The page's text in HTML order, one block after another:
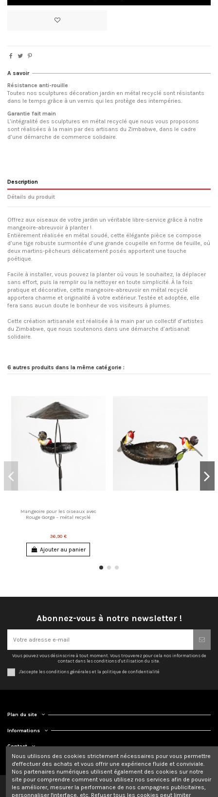
A savoir
Résistance anti-rouille
Toutes nos sculptures décoration jardin en métal recyclé sont résistants
dans le temps grâce à un vernis qui les protège des intempéries.
Garantie fait main
L’intégralité des sculptures en métal recyclé que nous vous proposons
sont réalisées à la main par des artisans du Zimbabwe, dans le cadre
d’une démarche de commerce solidaire.
Description
Détails du produit
Offrez aux oiseaux de votre jardin un véritable libre-service grâce à notre
mangeoire-abreuvoir à planter !
Entièrement réalisée en métal soudé, cette élégante pièce se compose
d’une tige robuste surmontée d’une grande coupelle en forme de feuille, où
deux martins-pêcheurs délicatement posés apportent une touche
poétique.
Facile à installer, vous pouvez la planter où vous le souhaitez, la déplacer
sans effort, puis la remplir ou la nettoyer en toute simplicité. À la fois
pratique et décorative, cette mangeoire-abreuvoir en métal recyclé
apportera charme et originalité à votre extérieur. Testée et adoptée, elle
fera sans aucun doute le bonheur de vos visiteurs à plumes.
Cette création artisanale est réalisée à la main par un collectif d’artistes
du Zimbabwe, que nous soutenons dans une démarche d’artisanat
solidaire.
6 autres produits dans la même catégorie :
Mangeoire pour les oiseaux avec
Rouge Gorge - métal recyclé
36,90 €
Ajouter au panier
Abonnez-vous à notre newsletter !
Vous pouvez vous désinscrire à tout moment. Vous trouverez pour cela nos informations de
contact dans les conditions d'utilisation du site.
J'accepte les conditions générales et la politique de confidentialité
Plan du site
Informations
Contact
Nous utilisons des cookies strictement nécessaires pour vous permettre
d'effectuer des achats et vous offrir une expérience fluide et conviviale.
Nos partenaires numériques utilisent également des cookies sur notre
site pour comprendre comment vous utilisez nos services afin de pouvoir
les améliorer, mesurer la performance de nos campagnes publicitaires,
personnaliser l'interface, etc. Refuser tous les cookies peut limiter